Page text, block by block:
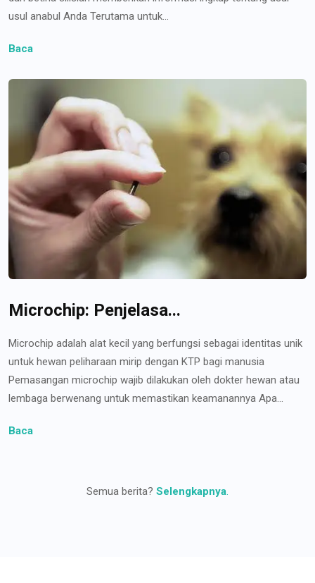
usul anabul Anda Terutama untuk...
Baca
Microchip: Penjelasa...
Microchip adalah alat kecil yang berfungsi sebagai identitas unik
untuk hewan peliharaan mirip dengan KTP bagi manusia
Pemasangan microchip wajib dilakukan oleh dokter hewan atau
lembaga berwenang untuk memastikan keamanannya Apa...
Baca
Semua berita? Selengkapnya